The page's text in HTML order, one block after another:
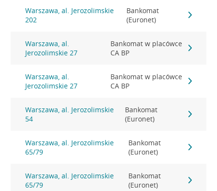
Warszawa, al. Jerozolimskie
202
Bankomat
(Euronet)
Warszawa, al.
Jerozolimskie 27
Bankomat w placówce
CA BP
Warszawa, al.
Jerozolimskie 27
Bankomat w placówce
CA BP
Warszawa, al. Jerozolimskie
54
Bankomat
(Euronet)
Warszawa, al. Jerozolimskie
65/79
Bankomat
(Euronet)
Warszawa, al. Jerozolimskie
65/79
Bankomat
(Euronet)